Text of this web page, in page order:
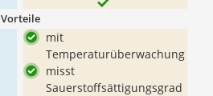
Vorteile
mit
Temperaturüberwachung
misst
Sauerstoffsättigungsgrad